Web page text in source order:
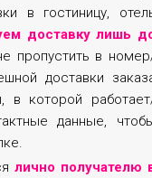
в гостиницу,
доставку лишь
пропустить в
доставки
в которой
данные,
лично получателю